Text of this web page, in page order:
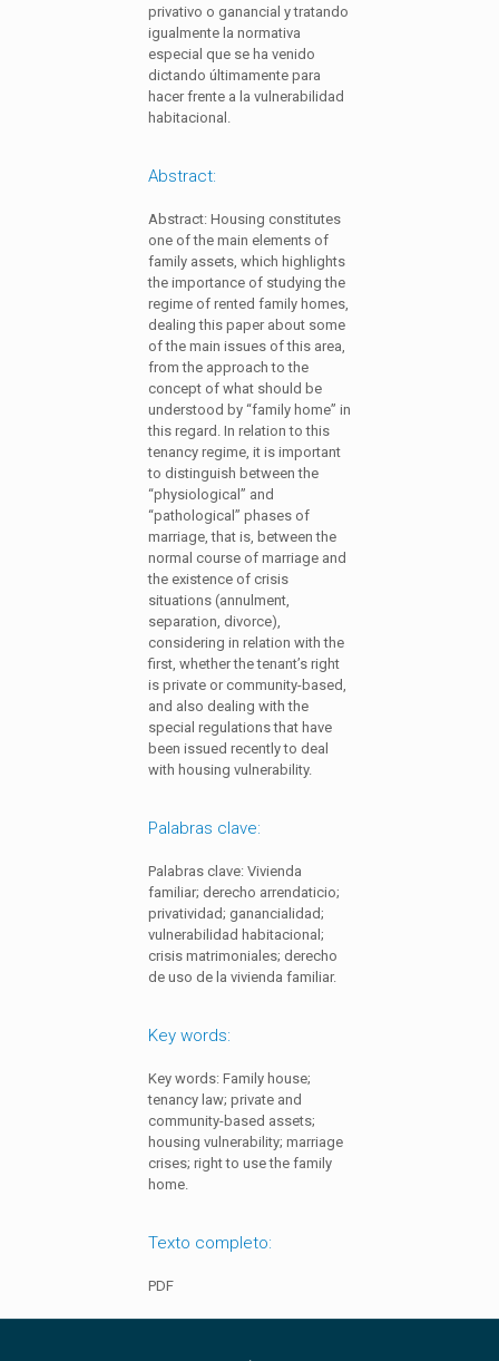
privativo o ganancial y tratando
igualmente la normativa
especial que se ha venido
dictando últimamente para
hacer frente a la vulnerabilidad
habitacional.
Abstract:
Abstract: Housing constitutes
one of the main elements of
family assets, which highlights
the importance of studying the
regime of rented family homes,
dealing this paper about some
of the main issues of this area,
from the approach to the
concept of what should be
understood by “family home” in
this regard. In relation to this
tenancy regime, it is important
to distinguish between the
“physiological” and
“pathological” phases of
marriage, that is, between the
normal course of marriage and
the existence of crisis
situations (annulment,
separation, divorce),
considering in relation with the
first, whether the tenant’s right
is private or community-based,
and also dealing with the
special regulations that have
been issued recently to deal
with housing vulnerability.
Palabras clave:
Palabras clave: Vivienda
familiar; derecho arrendaticio;
privatividad; ganancialidad;
vulnerabilidad habitacional;
crisis matrimoniales; derecho
de uso de la vivienda familiar.
Key words:
Key words: Family house;
tenancy law; private and
community-based assets;
housing vulnerability; marriage
crises; right to use the family
home.
Texto completo:
PDF